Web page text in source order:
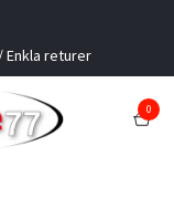
Enkla returer
0